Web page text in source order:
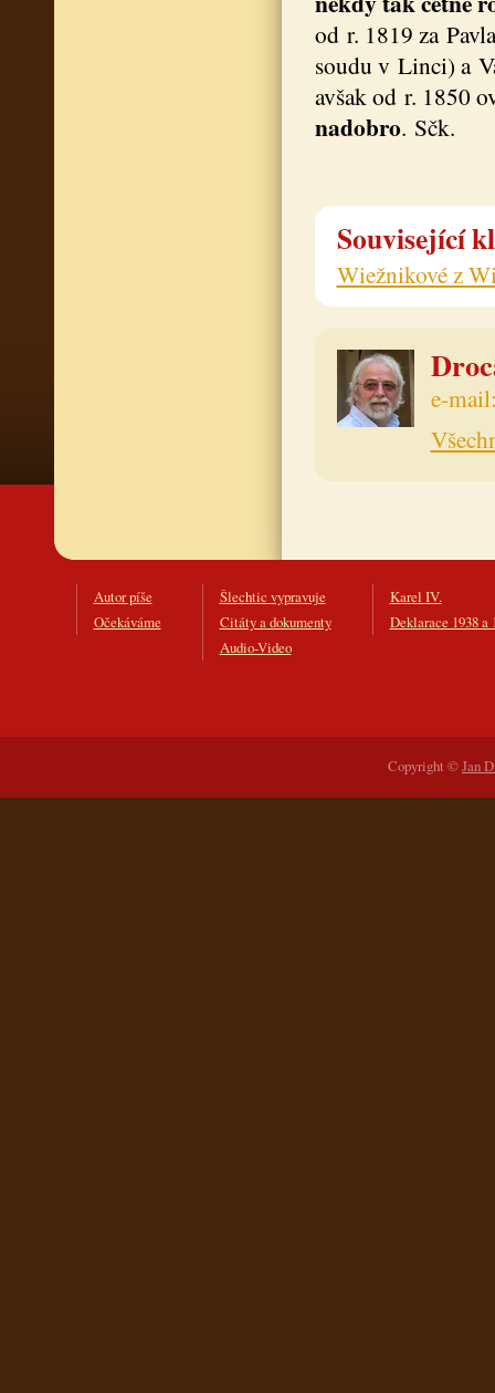
od r. 1819 za
soudu v Linci) a
avšak od r. 1850
nadobro. Sčk.
Související
Wiežnikové z
e-
Autor píše
Očekáváme
Šlechtic vypravuje
Citáty a dokumenty
Audio-Video
Karel IV.
Deklarace 1938 a
Copyright ©Jan